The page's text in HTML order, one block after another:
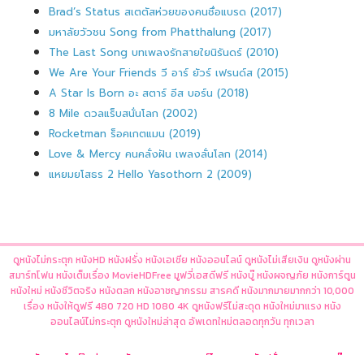
Brad’s Status สเตตัสห่วยของคนชื่อแบรด (2017)
มหาลัยวัวชน Song from Phatthalung (2017)
The Last Song บทเพลงรักสายใยนิรันดร์ (2010)
We Are Your Friends วี อาร์ ยัวร์ เฟรนด์ส (2015)
A Star Is Born อะ สตาร์ อีส บอร์น (2018)
8 Mile ดวลแร็บสนั่นโลก (2002)
Rocketman ร็อคเกตแมน (2019)
Love & Mercy คนคลั่งฝัน เพลงลั่นโลก (2014)
แหยมยโสธร 2 Hello Yasothorn 2 (2009)
ดูหนังไม่กระตุก หนังHD หนังฝรั่ง หนังเอเชีย หนังออนไลน์ ดูหนังไม่เสียเงิน ดูหนังผ่าน
สมาร์ทโฟน หนังเต็มเรื่อง MovieHDFree มูฟวี่เอสดีฟรี หนังบู๊ หนังผจญภัย หนังการ์ตูน
หนังใหม่ หนังชีวิตจริง หนังตลก หนังอาชญากรรม สารคดี หนังมากมายมากกว่า 10,000
เรื่อง หนังให้ดูฟรี 480 720 HD 1080 4K ดูหนังฟรีไม่สะดุด หนังใหม่มาแรง หนัง
ออนไลน์ไม่กระตุก ดูหนังใหม่ล่าสุด อัพเดทใหม่ตลอดทุกวัน ทุกเวลา